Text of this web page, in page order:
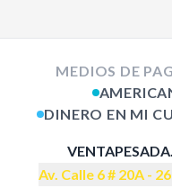
MEDIOS DE
DINERO EN MI
Av. Calle 6 # 20A -